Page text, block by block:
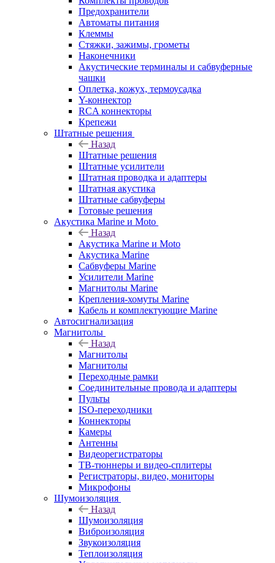
Предохранители
Автоматы питания
Клеммы
Стяжки, зажимы, грометы
Наконечники
Акустические терминалы и сабвуферные
чашки
Оплетка, кожух, термоусадка
Y-коннектор
RCA коннекторы
Крепежи
Штатные решения
Назад
Штатные решения
Штатные усилители
Штатная проводка и адаптеры
Штатная акустика
Штатные сабвуферы
Готовые решения
Акустика Marine и Moto
Назад
Акустика Marine и Moto
Акустика Marine
Сабвуферы Marine
Усилители Marine
Магнитолы Marine
Крепления-хомуты Marine
Кабель и комплектующие Marine
Автосигнализация
Магнитолы
Назад
Магнитолы
Магнитолы
Переходные рамки
Соединительные провода и адаптеры
Пульты
ISO-переходники
Коннекторы
Камеры
Антенны
Видеорегистраторы
ТВ-тюннеры и видео-сплитеры
Регистраторы, видео, мониторы
Микрофоны
Шумоизоляция
Назад
Шумоизоляция
Виброизоляция
Звукоизоляция
Теплоизоляция